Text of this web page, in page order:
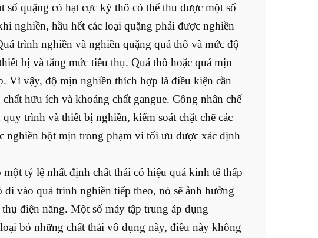
quặng có hạt cực kỳ thô có thể thu được một số
nghiền, hầu hết các loại quặng phải được nghiền
trình nghiền và nghiền quặng quá thô và mức độ
bị và tăng mức tiêu thụ. Quá thô hoặc quá mịn
Vì vậy, độ mịn nghiền thích hợp là điều kiện cần
hữu ích và khoáng chất gangue. Công nhân chế
trình và thiết bị nghiền, kiểm soát chặt chẽ các
nghiền bột mịn trong phạm vi tối ưu được xác định
tỷ lệ nhất định chất thải có hiệu quả kinh tế thấp
vào quá trình nghiền tiếp theo, nó sẽ ảnh hưởng
điện năng. Một số máy tập trung áp dụng
bỏ những chất thải vô dụng này, điều này không